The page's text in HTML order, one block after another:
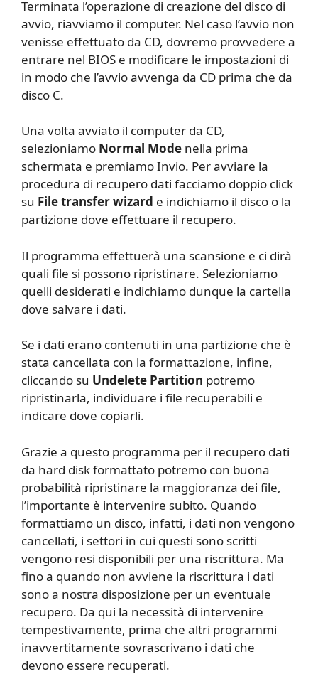
Terminata l’operazione di creazione del disco di
avvio, riavviamo il computer. Nel caso l’avvio non
venisse effettuato da CD, dovremo provvedere a
entrare nel BIOS e modificare le impostazioni di
in modo che l’avvio avvenga da CD prima che da
disco C.
Una volta avviato il computer da CD,
selezioniamo Normal Mode nella prima
schermata e premiamo Invio. Per avviare la
procedura di recupero dati facciamo doppio click
su File transfer wizard e indichiamo il disco o la
partizione dove effettuare il recupero.
Il programma effettuerà una scansione e ci dirà
quali file si possono ripristinare. Selezioniamo
quelli desiderati e indichiamo dunque la cartella
dove salvare i dati.
Se i dati erano contenuti in una partizione che è
stata cancellata con la formattazione, infine,
cliccando su Undelete Partition potremo
ripristinarla, individuare i file recuperabili e
indicare dove copiarli.
Grazie a questo programma per il recupero dati
da hard disk formattato potremo con buona
probabilità ripristinare la maggioranza dei file,
l’importante è intervenire subito. Quando
formattiamo un disco, infatti, i dati non vengono
cancellati, i settori in cui questi sono scritti
vengono resi disponibili per una riscrittura. Ma
fino a quando non avviene la riscrittura i dati
sono a nostra disposizione per un eventuale
recupero. Da qui la necessità di intervenire
tempestivamente, prima che altri programmi
inavvertitamente sovrascrivano i dati che
devono essere recuperati.